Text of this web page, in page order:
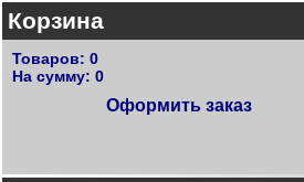
Корзина
Товаров: 0
На сумму: 0
Оформить заказ